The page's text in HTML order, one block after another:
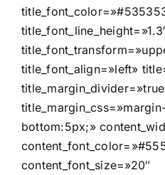
title_font_align=»left»
bottom:5px;»
content_font_size=»20″